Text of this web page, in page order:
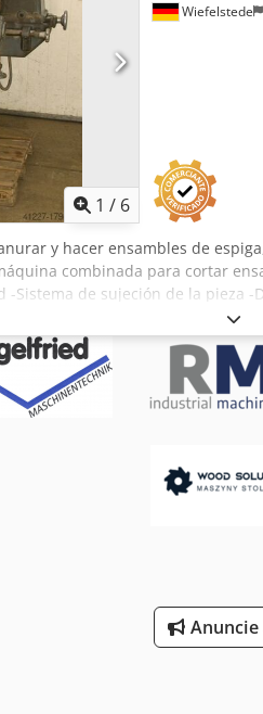
1 / 6
Wiefelstede
y hacer ensambles de
combinada para cortar
Sistema de sujeción de la pieza -